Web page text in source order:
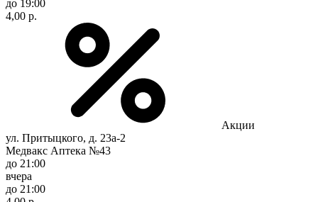
до 19:00
4,00 р.
Акции
ул. Притыцкого, д. 23а-2
Медвакс Аптека №43
до 21:00
вчера
до 21:00